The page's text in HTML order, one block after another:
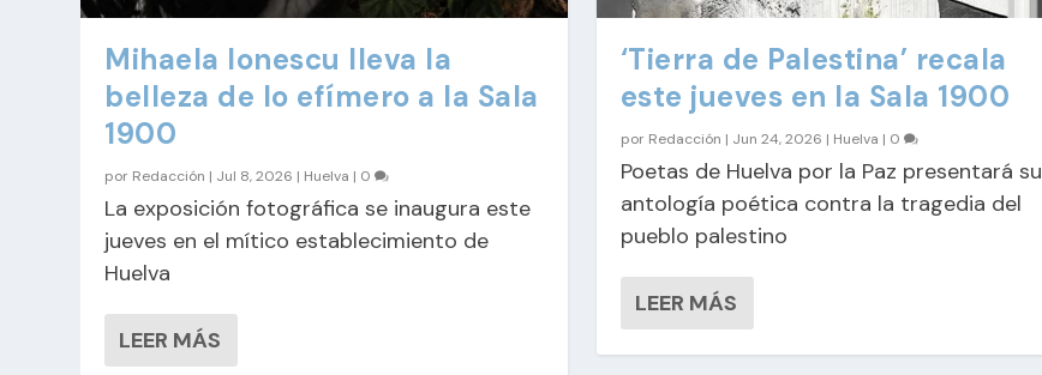
Mihaela Ionescu lleva la
belleza de lo efímero a la Sala
1900
por Redacción | Jul 8, 2026 | Huelva | 0
La exposición fotográfica se inaugura este
jueves en el mítico establecimiento de
Huelva
LEER MÁS
‘Tierra de Palestina’ recala
este jueves en la Sala 1900
por Redacción | Jun 24, 2026 | Huelva | 0
Poetas de Huelva por la Paz presentará su
antología poética contra la tragedia del
pueblo palestino
LEER MÁS